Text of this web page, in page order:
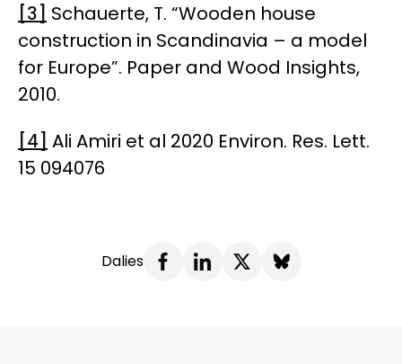
[3] Schauerte, T. “Wooden house
construction in Scandinavia – a model
for Europe”. Paper and Wood Insights,
2010.
[4] Ali Amiri et al 2020 Environ. Res. Lett.
15 094076
Dalies